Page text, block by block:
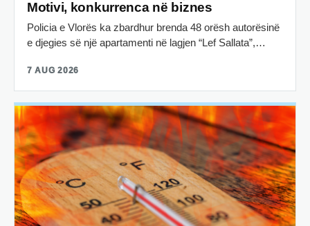
Motivi, konkurrenca në biznes
Policia e Vlorës ka zbardhur brenda 48 orësh autorësinë
e djegies së një apartamenti në lagjen “Lef Sallata”,…
7 AUG 2026